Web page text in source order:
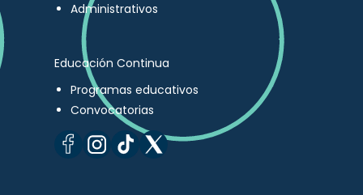
Administrativos
Educación Continua
Programas educativos
Convocatorias